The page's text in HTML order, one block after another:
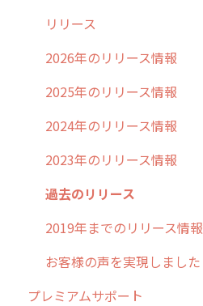
清掃
不動産
障害情報
リリース
2026年のリリース情報
2025年のリリース情報
2024年のリリース情報
2023年のリリース情報
過去のリリース
2019年までのリリース情報
お客様の声を実現しました
プレミアムサポート